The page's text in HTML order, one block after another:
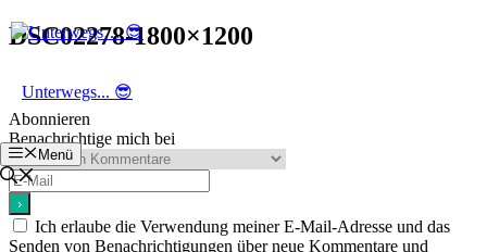
Zum
Inhalt
Unterwegs... 😎
Menü
DSC02278-1800×1200
Abonnieren
Benachrichtige mich bei
Ich erlaube die Verwendung meiner E-Mail-Adresse und das
Senden von Benachrichtigungen über neue Kommentare und